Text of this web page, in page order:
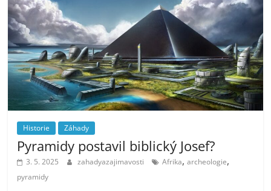
Historie Záhady
Pyramidy postavil biblický Josef?
3. 5. 2025 zahadyazajimavosti Afrika,archeologie,
pyramidy